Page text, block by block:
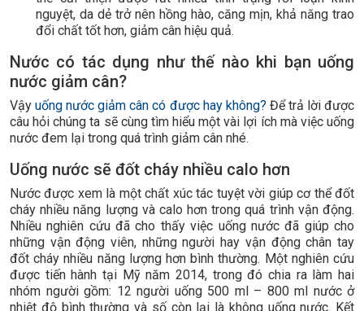
nguyệt, da dẻ trở nên hồng hào, căng mịn, khả năng trao
đổi chất tốt hơn, giảm cân hiệu quả.
Nước có tác dụng như thế nào khi bạn uống
nước giảm cân?
Vậyuống nước giảm cân có được hay không? Để trả lời được
câu hỏi chúng ta sẽ cùng tìm hiểu một vài lợi ích mà việc uống
nước đem lại trong quá trình giảm cân nhé.
Uống nước sẽ đốt cháy nhiều calo hơn
Nước được xem là một chất xúc tác tuyệt vời giúp cơ thể đốt
cháy nhiều năng lượng và calo hơn trong quá trình vận động.
Nhiều nghiên cứu đã cho thấy việc uống nước đã giúp cho
những vận động viên, những người hay vận động chân tay
đốt cháy nhiều năng lượng hơn bình thường. Một nghiên cứu
được tiến hành tại Mỹ năm 2014, trong đó chia ra làm hai
nhóm người gồm: 12 người uống 500 ml – 800 ml nước ở
nhiệt độ bình thường và số còn lại là không uống nước. Kết